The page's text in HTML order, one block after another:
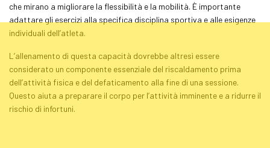
che mirano a migliorare la flessibilità e la mobilità. È importante
adattare gli esercizi alla specifica disciplina sportiva e alle esigenze
individuali dell’atleta.
L’allenamento di questa capacità dovrebbe altresì essere
considerato un componente essenziale del riscaldamento prima
dell’attività fisica e del defaticamento alla fine di una sessione.
Questo aiuta a preparare il corpo per l’attività imminente e a ridurre il
rischio di infortuni.